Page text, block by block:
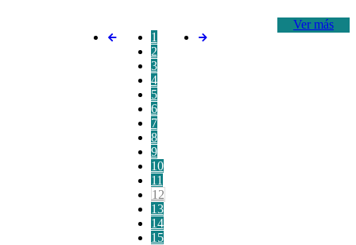
Ver más
1
2
3
4
5
6
7
8
9
10
11
12
13
14
15